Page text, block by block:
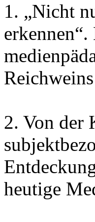
1. „Nicht
2. Von der
heutige